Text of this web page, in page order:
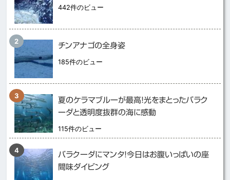
442件のビュー
チンアナゴの全身姿
185件のビュー
夏のケラマブルーが最高！光をまとったバラク
ーダと透明度抜群の海に感動
115件のビュー
バラクーダにマンタ！今日はお腹いっぱいの座
間味ダイビング